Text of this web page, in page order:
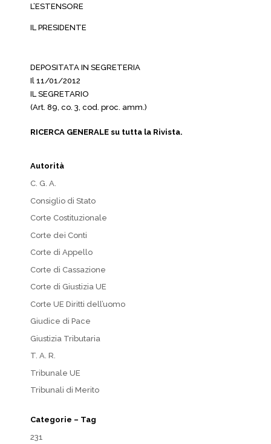
L’ESTENSORE
IL PRESIDENTE
DEPOSITATA IN SEGRETERIA
Il 11/01/2012
IL SEGRETARIO
(Art. 89, co. 3, cod. proc. amm.)
RICERCA GENERALE su tutta la Rivista.
Autorità
C. G. A.
Consiglio di Stato
Corte Costituzionale
Corte dei Conti
Corte di Appello
Corte di Cassazione
Corte di Giustizia UE
Corte UE Diritti dell’uomo
Giudice di Pace
Giustizia Tributaria
T. A. R.
Tribunale UE
Tribunali di Merito
Categorie – Tag
231